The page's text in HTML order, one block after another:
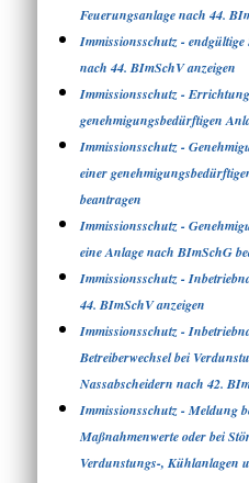
Feuerungsanlage nach 44.
Immissionsschutz -
nach 44. BImSchV anzeigen
Immissionsschutz -
genehmigungsbedürftigen
Immissionsschutz -
einer
beantragen
Immissionsschutz -
eine Anlage nach BImSchG
Immissionsschutz -
44. BImSchV anzeigen
Immissionsschutz -
Betreiberwechsel bei
Nassabscheidern nach 42.
Immissionsschutz - Meldung
Maßnahmenwerte oder bei
Verdunstungs-, Kühlanlagen